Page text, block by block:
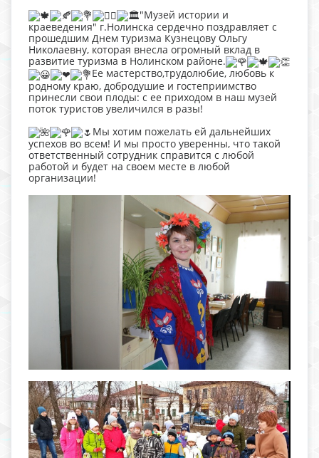
"Музей истории и
краеведения" г.Нолинска сердечно поздравляет с
прошедшим Днем туризма Кузнецову Ольгу
Николаевну, которая внесла огромный вклад в
развитие туризма в Нолинском районе.
Ее мастерство,трудолюбие, любовь к
родному краю, добродушие и гостеприимство
принесли свои плоды: с ее приходом в наш музей
поток туристов увеличился в разы!
Мы хотим пожелать ей дальнейших
успехов во всем! И мы просто уверенны, что такой
ответственный сотрудник справится с любой
работой и будет на своем месте в любой
организации!